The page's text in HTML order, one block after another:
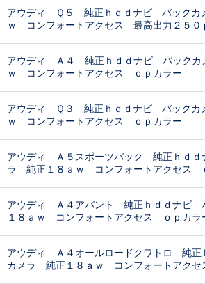
アウディ Ｑ５ 純正ｈｄｄナビ バックカ
ｗ コンフォートアクセス 最高出力２５０
アウディ Ａ４ 純正ｈｄｄナビ バックカ
ｗ コンフォートアクセス ｏｐカラー
アウディ Ｑ３ 純正ｈｄｄナビ バックカ
ｗ コンフォートアクセス ｏｐカラー
アウディ Ａ５スポーツバック 純正ｈｄ
ラ 純正１８ａｗ コンフォートアクセス
アウディ Ａ４アバント 純正ｈｄｄナビ
１８ａｗ コンフォートアクセス ｏｐカラ
アウディ Ａ４オールロードクワトロ 純正
カメラ 純正１８ａｗ コンフォートアク